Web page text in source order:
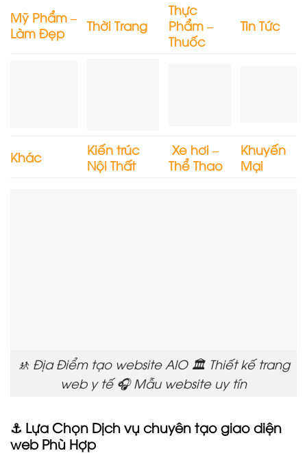
Mỹ Phẩm –
Làm Đẹp
Thời Trang
Thực
Phẩm –
Thuốc
Tin Tức
Khác
Kiến trúc
Nội Thất
Xe hơi –
Thể Thao
Khuyến
Mại
🚸 Địa Điểm tạo website AIO 🏛️ Thiết kế trang
web y tế 🎧 Mẫu website uy tín
⚓ Lựa Chọn Dịch vụ chuyên tạo giao diện
web Phù Hợp